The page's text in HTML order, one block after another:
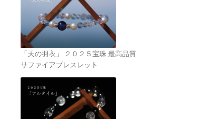
「天の羽衣」 ２０２５宝珠 最高品質
サファイアブレスレット